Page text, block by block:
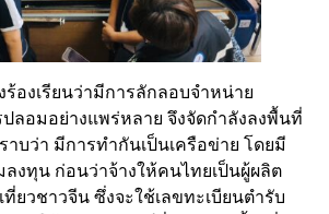
ร้องเรียนว่ามีการลักลอบจำหน่าย
อมอย่างแพร่หลาย จึงจัดกำลังลงพื้นที่
าบว่า มีการทำกันเป็นเครือข่าย โดยมี
งทุน ก่อนว่าจ้างให้คนไทยเป็นผู้ผลิต
ยวชาวจีน ซึ่งจะใช้เลขทะเบียนตำรับ